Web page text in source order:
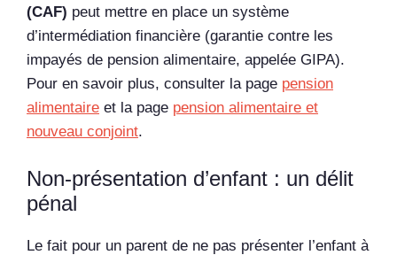
(CAF) peut mettre en place un système
d’intermédiation financière (garantie contre les
impayés de pension alimentaire, appelée GIPA).
Pour en savoir plus, consulter la page pension
alimentaire et la page pension alimentaire et
nouveau conjoint.
Non-présentation d’enfant : un délit
pénal
Le fait pour un parent de ne pas présenter l’enfant à